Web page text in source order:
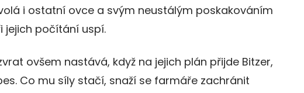
i ostatní ovce a svým neustálým poskakováním
jejich počítání uspí.
ovšem nastává, když na jejich plán přijde Bitzer,
Co mu síly stačí, snaží se farmáře zachránit